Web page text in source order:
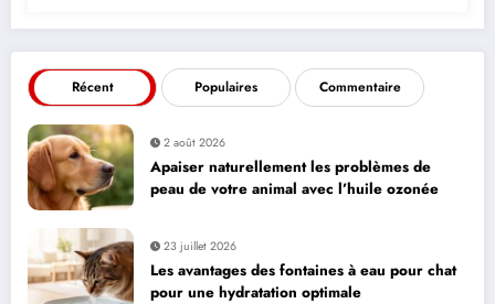
Récent Populaires Commentaire
2 août 2026
Apaiser naturellement les problèmes de
peau de votre animal avec l’huile ozonée
23 juillet 2026
Les avantages des fontaines à eau pour chat
pour une hydratation optimale